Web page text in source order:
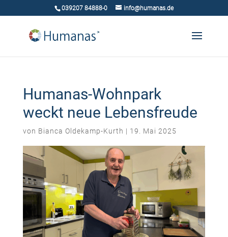
039207 84888-0 info@humanas.de
Humanas-Wohnpark
weckt neue Lebensfreude
von Bianca Oldekamp-Kurth | 19. Mai 2025